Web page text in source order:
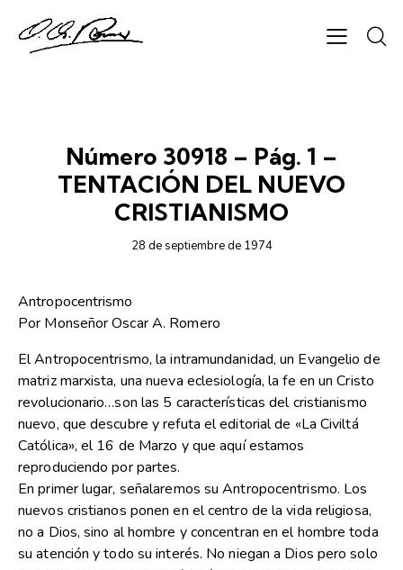
Número 30918 – Pág. 1 –
TENTACIÓN DEL NUEVO
CRISTIANISMO
28 de septiembre de 1974
Antropocentrismo
Por Monseñor Oscar A. Romero
El Antropocentrismo, la intramundanidad, un Evangelio de
matriz marxista, una nueva eclesiología, la fe en un Cristo
revolucionario…son las 5 características del cristianismo
nuevo, que descubre y refuta el editorial de «La Civiltá
Católica», el 16 de Marzo y que aquí estamos
reproduciendo por partes.
En primer lugar, señalaremos su Antropocentrismo. Los
nuevos cristianos ponen en el centro de la vida religiosa,
no a Dios, sino al hombre y concentran en el hombre toda
su atención y todo su interés. No niegan a Dios pero solo